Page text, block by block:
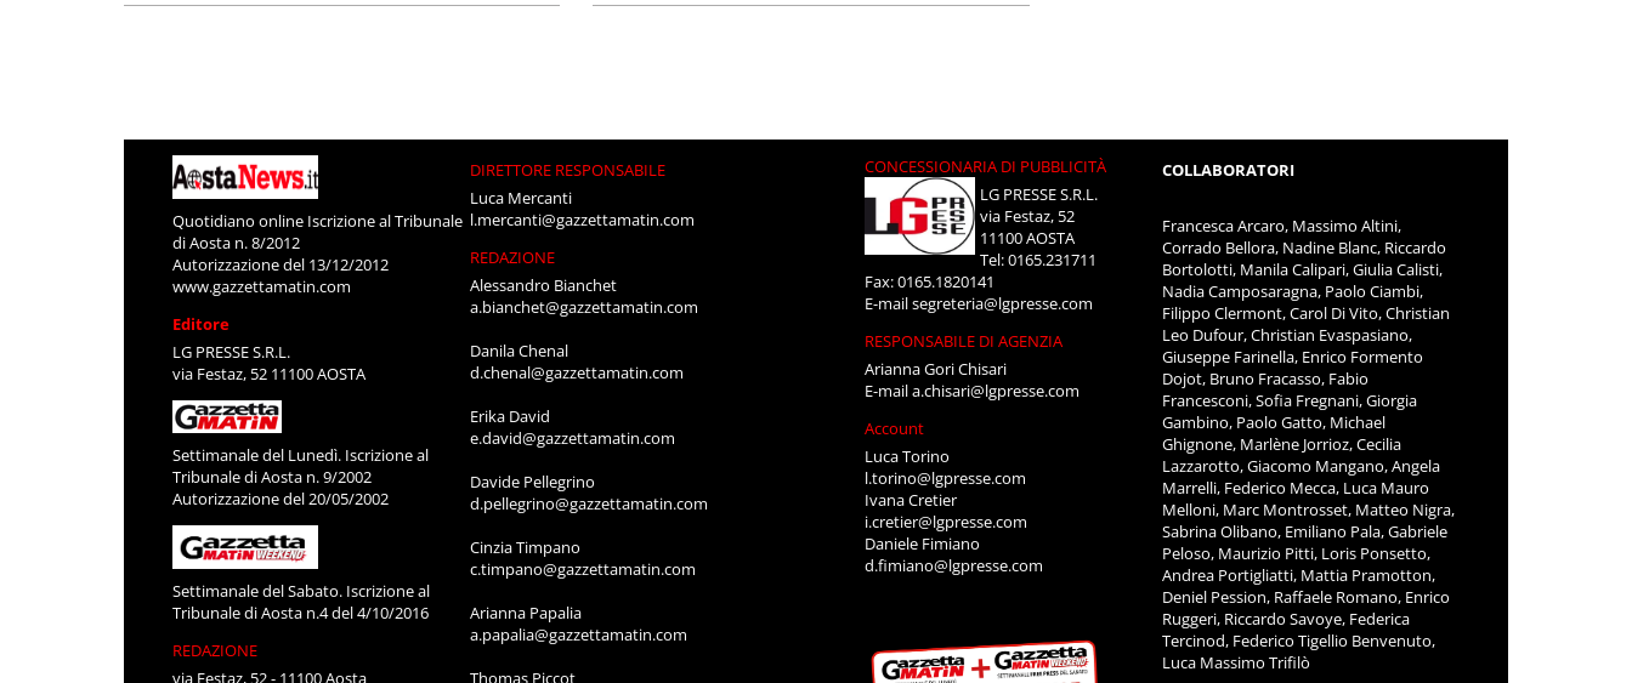
Quotidiano online Iscrizione al Tribunale
di Aosta n. 8/2012
Autorizzazione del 13/12/2012
www.gazzettamatin.com
Editore
LG PRESSE S.R.L.
via Festaz, 52 11100 AOSTA
Settimanale del Lunedì. Iscrizione al
Tribunale di Aosta n. 9/2002
Autorizzazione del 20/05/2002
Settimanale del Sabato. Iscrizione al
Tribunale di Aosta n.4 del 4/10/2016
REDAZIONE
via Festaz, 52 - 11100 Aosta
DIRETTORE RESPONSABILE
Luca Mercanti
l.mercanti@gazzettamatin.com
REDAZIONE
Alessandro Bianchet
a.bianchet@gazzettamatin.com
Danila Chenal
d.chenal@gazzettamatin.com
Erika David
e.david@gazzettamatin.com
Davide Pellegrino
d.pellegrino@gazzettamatin.com
Cinzia Timpano
c.timpano@gazzettamatin.com
Arianna Papalia
a.papalia@gazzettamatin.com
Thomas Piccot
CONCESSIONARIA DI PUBBLICITÀ
LG PRESSE S.R.L.
via Festaz, 52
11100 AOSTA
Tel: 0165.231711
Fax: 0165.1820141
E-mailsegreteria@lgpresse.com
RESPONSABILE DI AGENZIA
Arianna Gori Chisari
E-maila.chisari@lgpresse.com
Account
Luca Torino
l.torino@lgpresse.com
Ivana Cretier
i.cretier@lgpresse.com
Daniele Fimiano
d.fimiano@lgpresse.com
COLLABORATORI
Francesca Arcaro, Massimo Altini,
Corrado Bellora, Nadine Blanc, Riccardo
Bortolotti, Manila Calipari, Giulia Calisti,
Nadia Camposaragna, Paolo Ciambi,
Filippo Clermont, Carol Di Vito, Christian
Leo Dufour, Christian Evaspasiano,
Giuseppe Farinella, Enrico Formento
Dojot, Bruno Fracasso, Fabio
Francesconi, Sofia Fregnani, Giorgia
Gambino, Paolo Gatto, Michael
Ghignone, Marlène Jorrioz, Cecilia
Lazzarotto, Giacomo Mangano, Angela
Marrelli, Federico Mecca, Luca Mauro
Melloni, Marc Montrosset, Matteo Nigra,
Sabrina Olibano, Emiliano Pala, Gabriele
Peloso, Maurizio Pitti, Loris Ponsetto,
Andrea Portigliatti, Mattia Pramotton,
Deniel Pession, Raffaele Romano, Enrico
Ruggeri, Riccardo Savoye, Federica
Tercinod, Federico Tigellio Benvenuto,
Luca Massimo Trifilò